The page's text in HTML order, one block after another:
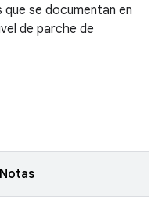
se documentan en
de parche de
Notas